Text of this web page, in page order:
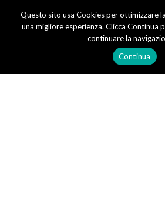
Web
Questo sito usa Cookies per ottimizzare
una migliore esperienza. Clicca Continua
continuare la
Continua